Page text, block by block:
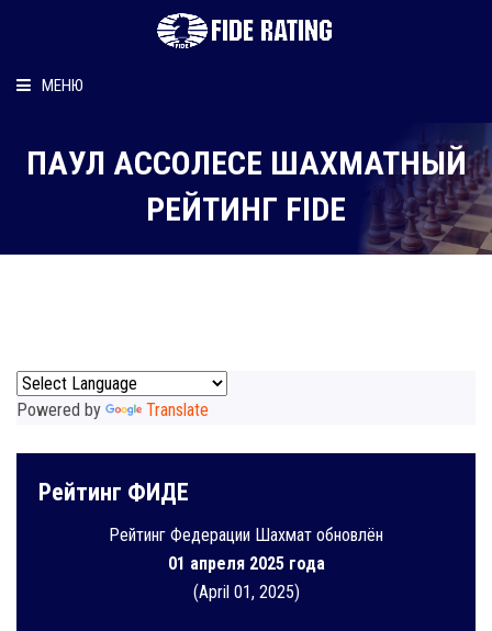
МЕНЮ
Рейтинг шахматиста
Персональный информер
ПАУЛ АСCОЛЕСЕ ШАХМАТНЫЙ
РЕЙТИНГ FIDE
Powered by Translate
Рейтинг ФИДЕ
Рейтинг Федерации Шахмат обновлён
01 апреля 2025 года
(April 01, 2025)